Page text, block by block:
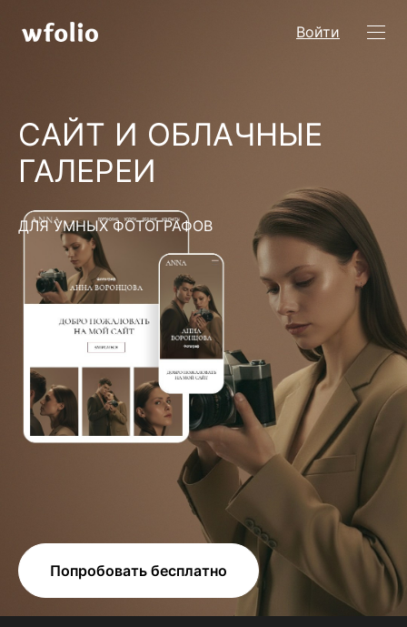
Войти
САЙТ И ОБЛАЧНЫЕ
ГАЛЕРЕИ
ДЛЯ УМНЫХ ФОТОГРАФОВ
Попробовать бесплатно